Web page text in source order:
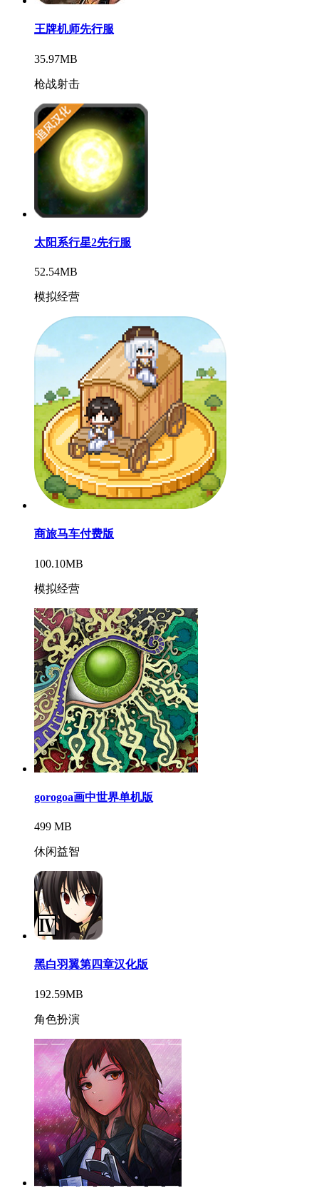
王牌机师先行服
35.97MB
枪战射击
太阳系行星2先行服
52.54MB
模拟经营
商旅马车付费版
100.10MB
模拟经营
gorogoa画中世界单机版
499 MB
休闲益智
黑白羽翼第四章汉化版
192.59MB
角色扮演